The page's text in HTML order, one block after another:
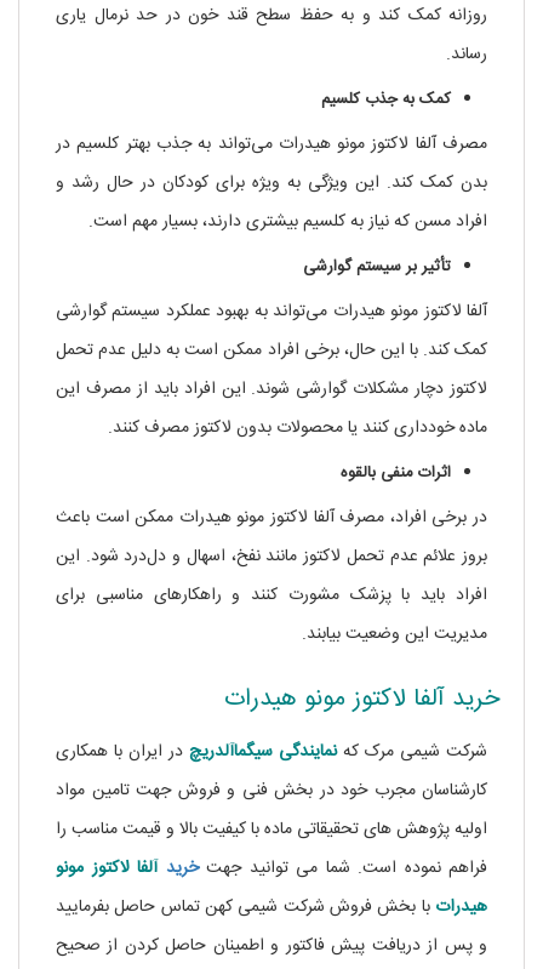
روزانه کمک کند و به حفظ سطح قند خون در حد نرمال یاری
رساند.
کمک به جذب کلسیم
مصرف آلفا لاکتوز مونو هیدرات می‌تواند به جذب بهتر کلسیم در
بدن کمک کند. این ویژگی به ویژه برای کودکان در حال رشد و
افراد مسن که نیاز به کلسیم بیشتری دارند، بسیار مهم است.
تأثیر بر سیستم گوارشی
آلفا لاکتوز مونو هیدرات می‌تواند به بهبود عملکرد سیستم گوارشی
کمک کند. با این حال، برخی افراد ممکن است به دلیل عدم تحمل
لاکتوز دچار مشکلات گوارشی شوند. این افراد باید از مصرف این
ماده خودداری کنند یا محصولات بدون لاکتوز مصرف کنند.
اثرات منفی بالقوه
در برخی افراد، مصرف آلفا لاکتوز مونو هیدرات ممکن است باعث
بروز علائم عدم تحمل لاکتوز مانند نفخ، اسهال و دل‌درد شود. این
افراد باید با پزشک مشورت کنند و راهکارهای مناسبی برای
مدیریت این وضعیت بیابند.
خرید آلفا لاکتوز مونو هیدرات
شرکت شیمی مرک کهنمایندگی سیگماآلدریچ در ایران با همکاری
کارشناسان مجرب خود در بخش فنی و فروش جهت تامین مواد
اولیه پژوهش های تحقیقاتی مادهبا کیفیت بالا و قیمت مناسب را
فراهم نموده است. شما می توانید جهتخریدآلفا لاکتوز مونو
هیدراتبا بخش فروش شرکت شیمی کهن تماس حاصل بفرمایید
و پس از دریافت پیش فاکتور و اطمینان حاصل کردن از صحیح